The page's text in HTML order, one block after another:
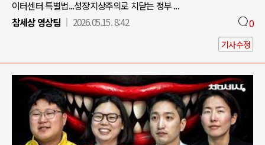
이터센터 특별법...성장지상주의로 치닫는 정부 ...
참세상 영상팀
2026.05.15. 8:42 0
기사수정